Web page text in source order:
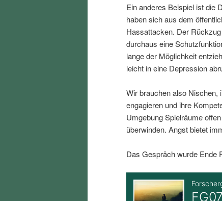
i
n
g
n
p
r
i
g
e
n
Ein anderes Beispiel ist die
haben sich aus dem
Hassattacken. Der
durchaus eine
lange der Möglichkeit
leicht in eine Depression
Wir brauchen also Nischen,
engagieren und ihre
Umgebung Spielräume
überwinden. Angst bietet
Das Gespräch wurde Ende